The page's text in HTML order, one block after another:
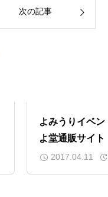
次の記事
よみうりイベ
よ堂通販サイト
2017.04.11